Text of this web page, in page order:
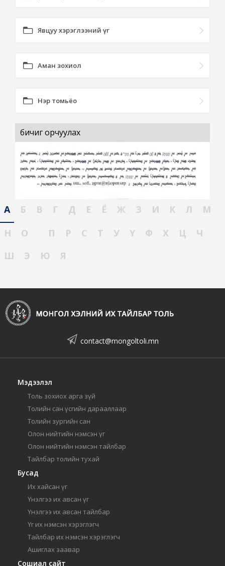
Явцуу хэрэглээний үг
Аман зохиол
Нэр томьёо
бичиг орчуулах
А Б В Г Д Е Ё Ж З И К Л
М
Н
О П Р С Т У Ү Ф Х Ц
Ч
Ш
Э Ю Я
contact@mongoltoli.mn
Мэдээлэл
Толь зохиох арга зүй
Толийн сан үсгийн дарааллаар
Толийн зургийн сан
Олон нийтийн нэмсэн үг
Олон нийтийн нэмсэн тайлбар
Тайлбар толийн тухай
Бусад
Их хайсан үг
Үнэлгээ их авсан үг
Үнэлгээ их авсан тайлбар
Үг их нэмсэн хэрэглэгч
Тайлбар их нэмсэн хэрэглэгч
Ашиглах заавар
Сошиал сайт